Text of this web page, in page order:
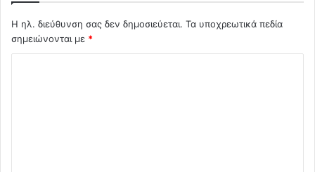
Η ηλ. διεύθυνση σας δεν δημοσιεύεται. Τα υποχρεωτικά πεδία
σημειώνονται με *